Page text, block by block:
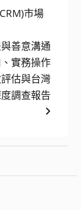
市場
善意溝通
實務操作
估與台灣
調查報告